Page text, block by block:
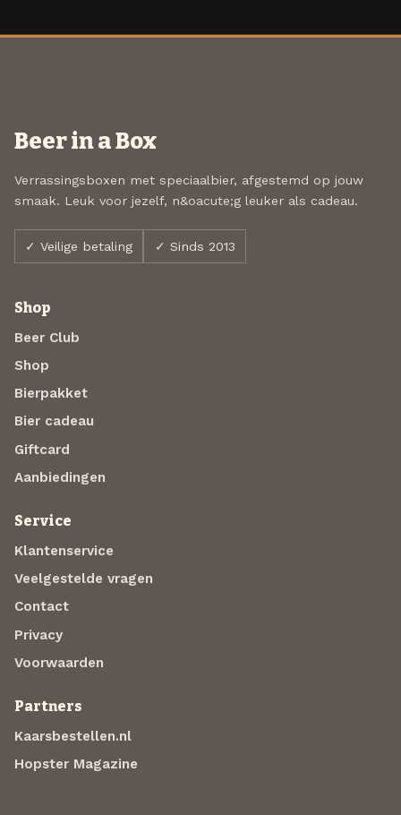
Beer in a Box
Verrassingsboxen met speciaalbier, afgestemd op jouw
smaak. Leuk voor jezelf, n&oacute;g leuker als cadeau.
✓ Veilige betaling ✓ Sinds 2013
Shop
Beer Club
Shop
Bierpakket
Bier cadeau
Giftcard
Aanbiedingen
Service
Klantenservice
Veelgestelde vragen
Contact
Privacy
Voorwaarden
Partners
Kaarsbestellen.nl
Hopster Magazine